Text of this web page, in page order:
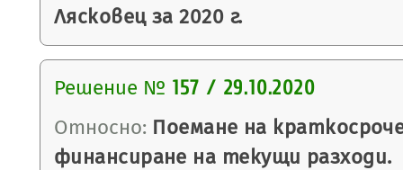
Лясковец за 2020 г.
Решение № 157 / 29.10.2020
Относно: Поемане на
финансиране на текущи разходи.